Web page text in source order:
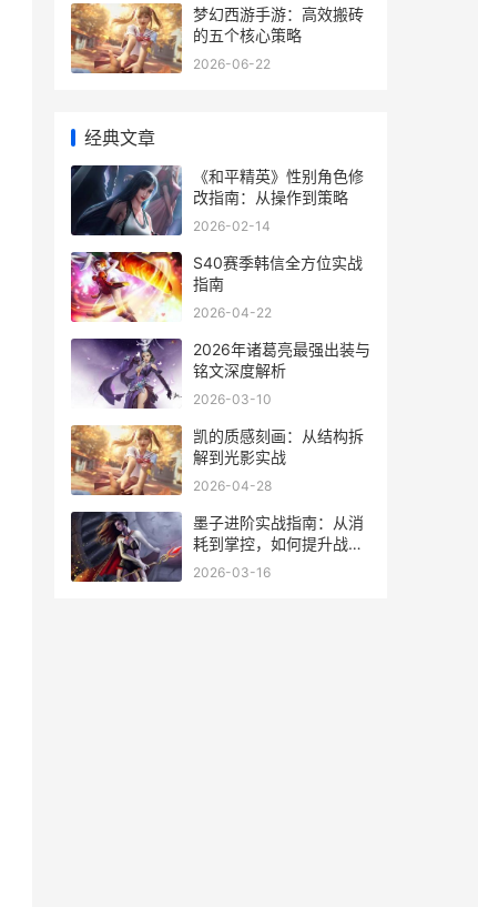
梦幻西游手游：高效搬砖
的五个核心策略
2026-06-22
经典文章
《和平精英》性别角色修
改指南：从操作到策略
2026-02-14
S40赛季韩信全方位实战
指南
2026-04-22
2026年诸葛亮最强出装与
铭文深度解析
2026-03-10
凯的质感刻画：从结构拆
解到光影实战
2026-04-28
墨子进阶实战指南：从消
耗到掌控，如何提升战场
影响力
2026-03-16